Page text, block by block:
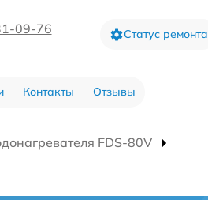
09-76 Статус ремонта
Контакты Отзывы
FDS-80V